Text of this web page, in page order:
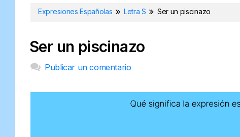
Expresiones Españolas Letra S Ser un piscinazo
Ser un piscinazo
Publicar un comentario